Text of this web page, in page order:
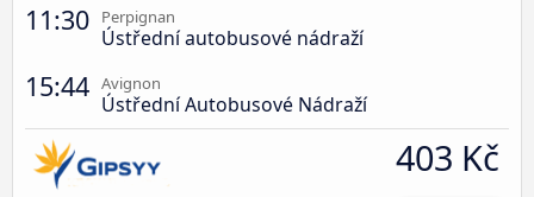
11:30 Perpignan
Ústřední autobusové nádraží
15:44 Avignon
Ústřední Autobusové Nádraží
403 Kč